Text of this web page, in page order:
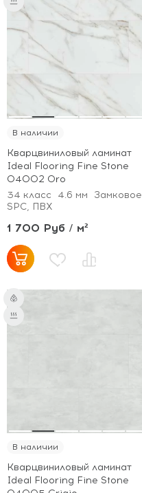
В наличии
Кварцвиниловый ламинат
Ideal Flooring Fine Stone
04002 Oro
34 класс
4.6 мм
Замковое
SPC, ПВХ
1 700 Руб / м²
В наличии
Кварцвиниловый ламинат
Ideal Flooring Fine Stone